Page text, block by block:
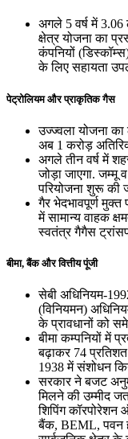
अगले 5 वर्ष में
क्षेत्र योजना का
कंपनियों
के लिए सहायता
पेट्रोलियम और प्राकृतिक गैस
उज्ज्वला योजना
अब 1 करोड़
अगले तीन वर्ष में
जोड़ा जाएगा. जम्मू
परियोजना शुरू की
गैर भेदभावपूर्ण
में सामान्य वाहक
स्वतंत्र गैगैस
बीमा, बैंक और वित्तीय पूंजी
सेबी अधिनियम-
(विनियमन)
के प्रावधानों को
बीमा कम्‍पनियों में
बढ़ाकर 74
1938 में संशोधन
सरकार ने बजट
मिलने की उम्मीद
शिपिंग
बैंक, BEML, पवन